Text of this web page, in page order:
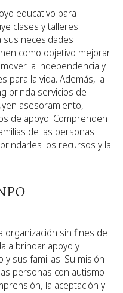
educativo para
clases y talleres
sus necesidades
como objetivo mejorar
la independencia y
para la vida. Además, la
brinda servicios de
asesoramiento,
de apoyo. Comprenden
de las personas
los recursos y la
organización sin fines de
a brindar apoyo y
sus familias. Su misión
personas con autismo
la aceptación y